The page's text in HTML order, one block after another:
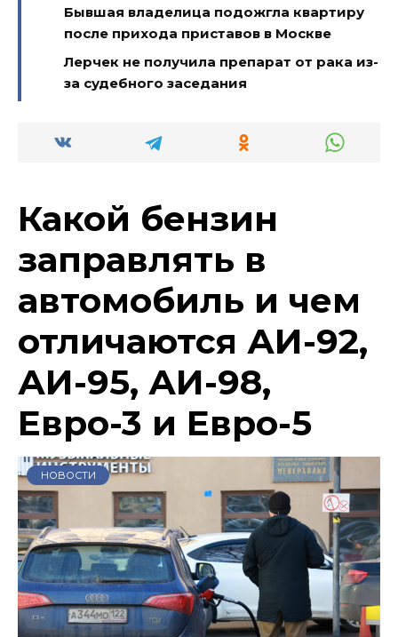
Бывшая владелица подожгла квартиру
после прихода приставов в Москве
Лерчек не получила препарат от рака из-
за судебного заседания
Какой бензин
заправлять в
автомобиль и чем
отличаются АИ-92,
АИ-95, АИ-98,
Евро-3 и Евро-5
НОВОСТИ